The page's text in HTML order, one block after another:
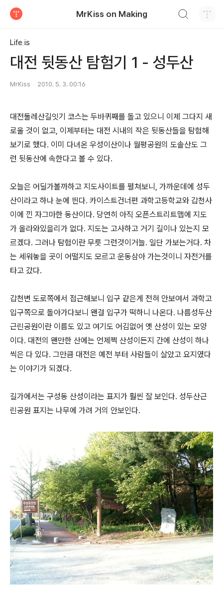
MrKiss on Making
Life is
대전 뒷동산 탐험기 1 - 성두산
MrKiss 2010. 5. 3. 00:16
대전둘레산길잇기 코스는 두바퀴째를 돌고 있으니 이제 그다지 새
로울 것이 없고, 이제부터는 대전 시내의 작은 뒷동산들을 탐험해
보기로 했다. 이미 다녀온 우성이산이나 월평공원의 도솔산도 그
런 뒷동산에 속한다고 볼 수 있다.
오늘은 어딜가볼까하고 지도사이트를 펼쳐보니, 가까운데에 성두
산이라고 하나 눈에 띈다. 카이스트건너편 과학고등학교와 갑천사
이에 낀 자그마한 동산이다. 당연히 아직 오픈스트리트맵에 지도
가 올라와있을리가 없다. 지도는 고사하고 거기 길이나 있는지 모
르겠다. 그러나 탐험이란 무릇 그런것이거늘. 일단 가보는거다. 차
는 세워놓을 곳이 어떨지도 모르고 운동삼아 가는것이니 자전거를
타고 갔다.
갑천변 도로쪽에서 접근해보니 입구 같은게 전혀 안보여서 과학고
입구쪽으로 돌아가다보니 왠걸 입구가 떡하니 나온다. 나름성두산
근린공원이란 이름도 있고 여기도 어김없어 옛 산성이 있는 모양
이다. 대전의 왠만한 산에는 언제쩍 산성이든지 간에 산성이 하나
씩은 다 있다. 그만큼 대전은 예전 부터 사람들이 살았고 요지였다
는 이야기가 되겠다.
길가에서는 구성동 산성이라는 표지가 훨씬 잘 보인다. 성두산근
린공원 표지는 나무에 가려 거의 안보인다.